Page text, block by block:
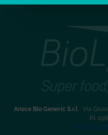
Ansce Bio Generic S.r.l. · Via
· P.I.